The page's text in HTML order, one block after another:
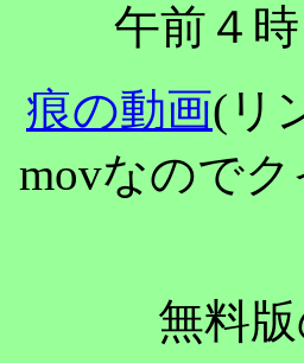
午前４
痕の動画(リ
movなので
無料